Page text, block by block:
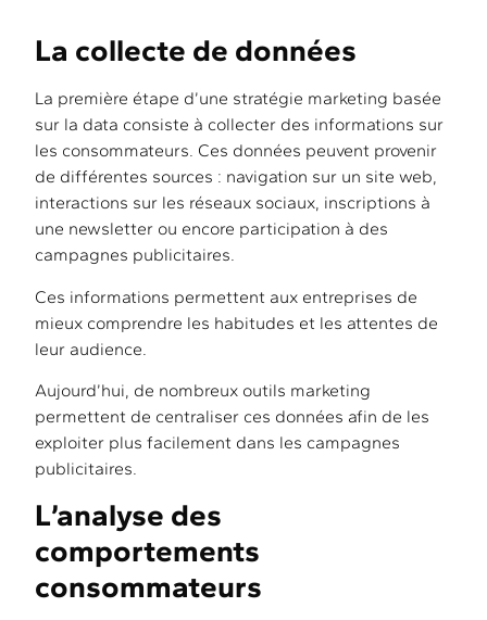
La collecte de données
La première étape d’une stratégie marketing basée
sur la data consiste à collecter des informations sur
les consommateurs. Ces données peuvent provenir
de différentes sources : navigation sur un site web,
interactions sur les réseaux sociaux, inscriptions à
une newsletter ou encore participation à des
campagnes publicitaires.
Ces informations permettent aux entreprises de
mieux comprendre les habitudes et les attentes de
leur audience.
Aujourd’hui, de nombreux outils marketing
permettent de centraliser ces données afin de les
exploiter plus facilement dans les campagnes
publicitaires.
L’analyse des
comportements
consommateurs